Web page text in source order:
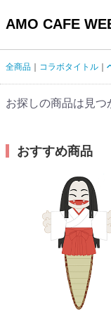
AMO CAFE
全商品 コラボタイトル
お探しの商品は見つ
おすすめ商品